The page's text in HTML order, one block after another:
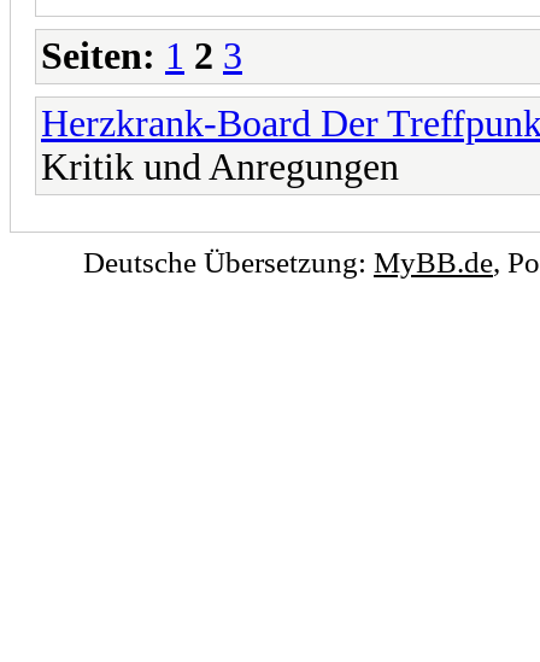
Seiten: 1 2 3
Herzkrank-Board Der
Kritik und Anregungen
Deutsche Übersetzung: MyBB.de,